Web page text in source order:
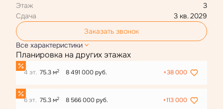
Этаж
3
Сдача
3 кв. 2029
Заказать звонок
Все характеристики
Планировка на других этажах
4 эт. 75.3 м2 8 491 000 руб. +38 000
6 эт. 75.3 м2 8 566 000 руб. +113 000